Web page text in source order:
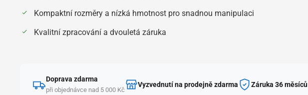
Kompaktní rozměry a nízká hmotnost pro snadnou manipulaci
Kvalitní zpracování a dvouletá záruka
Doprava zdarma
při objednávce nad 5 000 Kč
Vyzvednutí na prodejně zdarma Záruka 36 měsíců